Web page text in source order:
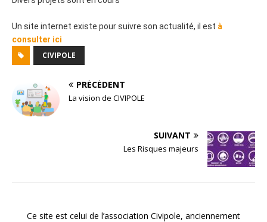
Un site internet existe pour suivre son actualité, il est à
consulter ici
CIVIPOLE
PRÉCÉDENT
La vision de CIVIPOLE
SUIVANT
Les Risques majeurs
Ce site est celui de l’association Civipole, anciennement